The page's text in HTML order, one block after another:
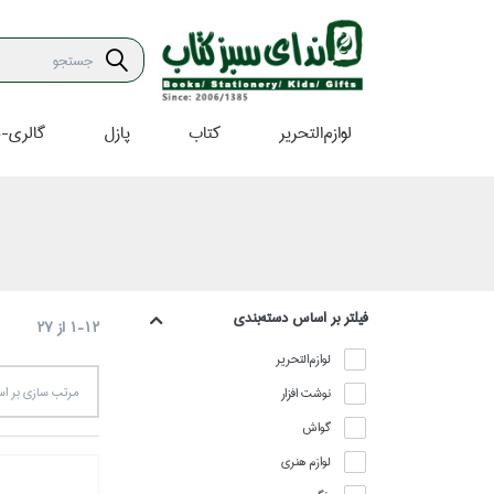
لوازم‌التحرير كتاب پازل
فيلتر بر اساس دسته‌بندي
لوازم‌التحرير
نوشت افزار
گواش
لوازم هنري
1-12 از27
مرتب سازي بر